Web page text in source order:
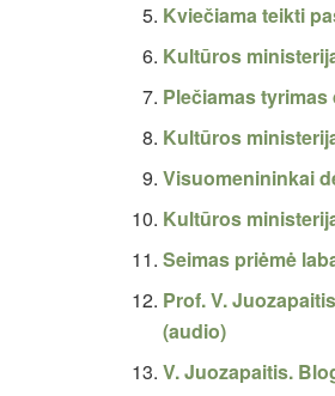
Kviečiama teikti
Kultūros
Plečiamas
Kultūros
Visuomenininkai
Kultūros
Seimas priėmė
Prof. V.
(audio)
V. Juozapaitis.